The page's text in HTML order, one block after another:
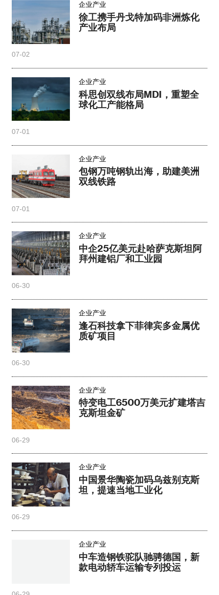
企业产业
徐工携手丹戈特加码非洲炼化
产业布局
07-02
企业产业
科思创双线布局MDI，重塑全
球化工产能格局
07-01
企业产业
包钢万吨钢轨出海，助建美洲
双线铁路
07-01
企业产业
中企25亿美元赴哈萨克斯坦阿
拜州建铝厂和工业园
06-30
企业产业
逢石科技拿下菲律宾多金属优
质矿项目
06-30
企业产业
特变电工6500万美元扩建塔吉
克斯坦金矿
06-29
企业产业
中国景华陶瓷加码乌兹别克斯
坦，提速当地工业化
06-29
企业产业
中车造钢铁驼队驰骋德国，新
款电动轿车运输专列投运